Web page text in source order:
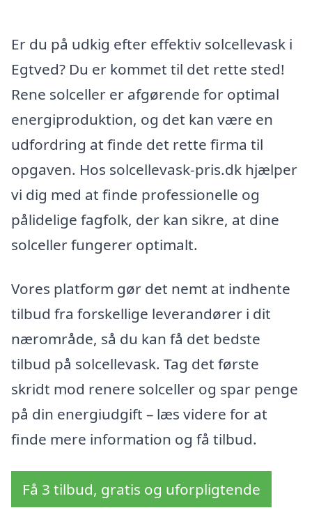
Er du på udkig efter effektiv solcellevask i
Egtved? Du er kommet til det rette sted!
Rene solceller er afgørende for optimal
energiproduktion, og det kan være en
udfordring at finde det rette firma til
opgaven. Hos solcellevask-pris.dk hjælper
vi dig med at finde professionelle og
pålidelige fagfolk, der kan sikre, at dine
solceller fungerer optimalt.
Vores platform gør det nemt at indhente
tilbud fra forskellige leverandører i dit
nærområde, så du kan få det bedste
tilbud på solcellevask. Tag det første
skridt mod renere solceller og spar penge
på din energiudgift – læs videre for at
finde mere information og få tilbud.
Få 3 tilbud, gratis og uforpligtende